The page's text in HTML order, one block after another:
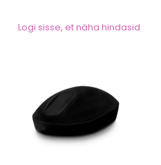
Logi sisse, et näha hindasid